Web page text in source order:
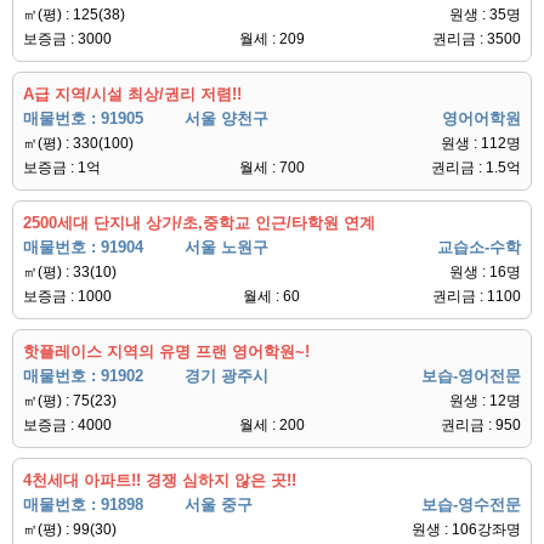
㎡(평) : 125(38)
원생 : 35명
보증금 : 3000
월세 : 209 권리금 : 3500
A급 지역/시설 최상/권리 저렴!!
매물번호 : 91905
서울 양천구 영어어학원
㎡(평) : 330(100)
원생 : 112명
보증금 : 1억
월세 : 700 권리금 : 1.5억
2500세대 단지내 상가/초,중학교 인근/타학원 연계
매물번호 : 91904
서울 노원구 교습소-수학
㎡(평) : 33(10)
원생 : 16명
보증금 : 1000
월세 : 60 권리금 : 1100
핫플레이스 지역의 유명 프랜 영어학원~!
매물번호 : 91902
경기 광주시 보습-영어전문
㎡(평) : 75(23)
원생 : 12명
보증금 : 4000
월세 : 200 권리금 : 950
4천세대 아파트!! 경쟁 심하지 않은 곳!!
매물번호 : 91898
서울 중구 보습-영수전문
㎡(평) : 99(30)
원생 : 106강좌명